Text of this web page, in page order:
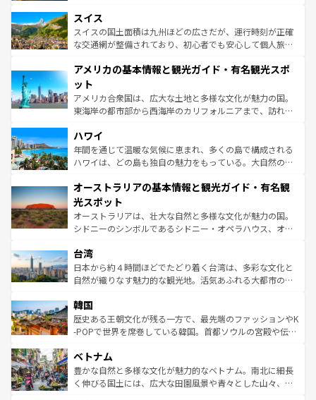
を参照してほしい。
は、お酒好きな人にはぜひ体験してほしい。 なお、新着の
ドイツ情報はコンテンツ一覧を参照してほしい。
リアごとに異なる魅力がある。また、優雅なアフタヌーン
ティー、ビール好きにはたまらない英国パブ、サッカー観
戦など、本場だからこそできる体験も豊富。イギリスを旅
ンツ一覧を参照してほしい。
スイス
スイスの国土面積は九州ほどの広さだが、運行時刻が正確
な交通網が整備されており、初心者でも安心して個人旅行
の建物がそのまま残る町や、スイスならではのユニークな
博物館もあり、アルプス観光だけでなく町歩きも満喫する
ことができる。国民の所得が高いため物価も高いが、旅行
者向けの交通パス提供のサービスもあり、うまく活用すれ
着のスイス情報は
アメリカの基本情報と観光ガイド・有名観光スポ
ット
アメリカ合衆国は、広大な土地と多様な文化が魅力の国。
東海岸の都市部から西海岸のカリフォルニアまで、訪れる
のような巨大都市は、観光、ショッピング、エンターテイ
ンメントが詰まった刺激的なスポットだ。一方、アメリカ
西部には大自然が広がり、グランドキャニオンやイエロー
部のニューオーリンズでは、音楽と美食が融合した独特の
文化が魅力。旅行者はアメリカの各地域で異なる魅力を楽
しみながら、その多様性と豊かな歴史を感じることができ
るだろう。車でのロードトリップや列車の旅も、アメリカ
情報は
ハワイ
年間を通じて温暖な気候に恵まれ、多くの島で構成される
ハワイは、どの島も独自の魅力をもっている。大自然の神
ワイ島は見逃せない。また、定番の観光地といえばオアフ
島だが、静かな自然を求めるならマウイ島やカウアイ島が
おすすめ。エメラルドグリーンに輝く海をはじめ、豊かな
文化や歴史が息づいている。「アロハスピリット」と呼ば
人々、おいしいローカルフードやハワイアンミュージッ
ク、伝統的なフラダンスなど、すべてがハワイの魅力を彩
っている。訪れるたびに新しい発見と感動が待っているハ
はコンテンツ一覧
オーストラリアの基本情報と観光ガイド・有名観
光スポット
オーストラリアは、壮大な自然と多様な文化が魅力の国。
シドニーのシンボルであるシドニー・オペラハウス、オー
リアリーフや大陸中央部にそびえるウルル（エアーズロッ
ク）、タスマニアの美しい原生林やケアンズの熱帯雨林な
ど、見どころがたくさん。また、カフェやワイン、オージ
いる。アクティビティも充実しており、サーフィンやダイ
ビング、ハイキングなど、アウトドア好きにはたまらな
い。オーストラリアの多彩な魅力を存分に味わいつくそ
参照してほしい。
台湾
日本から約４時間ほどでたどり着く台湾は、多彩な文化と
自然が織りなす魅力的な観光地。活気あふれる大都市の台
ン）、静ひつな山岳地帯である台湾東部など、都市の喧騒
と山間の静けさが共存しており、訪れる人に新しい発見と
驚きをもたらしてくれる。また、奥深い台湾の食文化も魅
容にもいいと評判のスイーツなど、バラエティ豊かな料理
が味わえる。 なお、新着の台湾情報は コンテンツ一覧を参
照してほしい。
韓国
歴史ある王朝文化が残る一方で、最先端のファッションやK
-POPで世界を席巻している韓国。首都ソウルの宮殿や伝統
き、地方に足を延ばせば四季折々の自然美を楽しむことが
できる。そして、キムチや焼肉、絶品のストリートフード
まで、さまざまな韓国料理が待っている。夜には、韓国な
ベトナム
豊かな自然と多様な文化が魅力的なベトナム。南北に細長
く伸びる国土には、広大な田園風景や青々とした山々、世